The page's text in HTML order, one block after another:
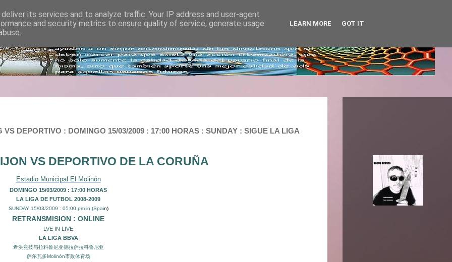
DEPORTIVO : DOMINGO 15/03/2009 : 17:00 HORAS : SUNDAY : SIGUE LA LIGA
VS DEPORTIVO DE LA CORUÑA
Estadio Municipal El Molinón
DOMINGO 15/03/2009 : 17:00 HORAS
LA LIGA DE FUTBOL 2008-2009
SUNDAY 15/03/2009 : 05:00 pm in (Spain)
RETRANSMISION : ONLINE
LVE IN LIVE
LA LIGA BBVA
希洪竞技与拉科鲁尼亚德拉萨拉科鲁尼亚
萨尔瓦多Molinón市政体育场
its services and to analyze traffic. Your IP address and user-agent
and security metrics to ensure quality of service, generate usage
LEARN MORE GOT IT